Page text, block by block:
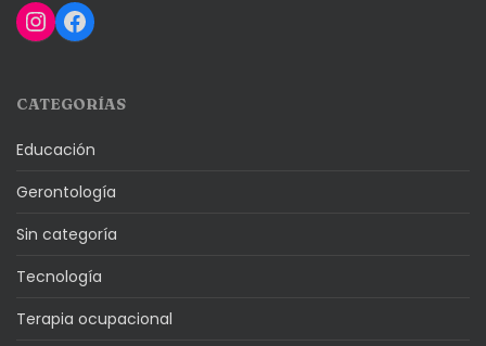
Instagram
Facebook
CATEGORÍAS
Educación
Gerontología
Sin categoría
Tecnología
Terapia ocupacional